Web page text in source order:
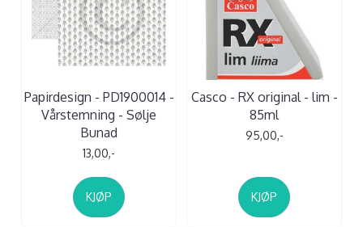
Papirdesign - PD1900014 -
Vårstemning - Sølje
Bunad
13,00,-
KJØP
Casco - RX original - lim -
85ml
95,00,-
KJØP